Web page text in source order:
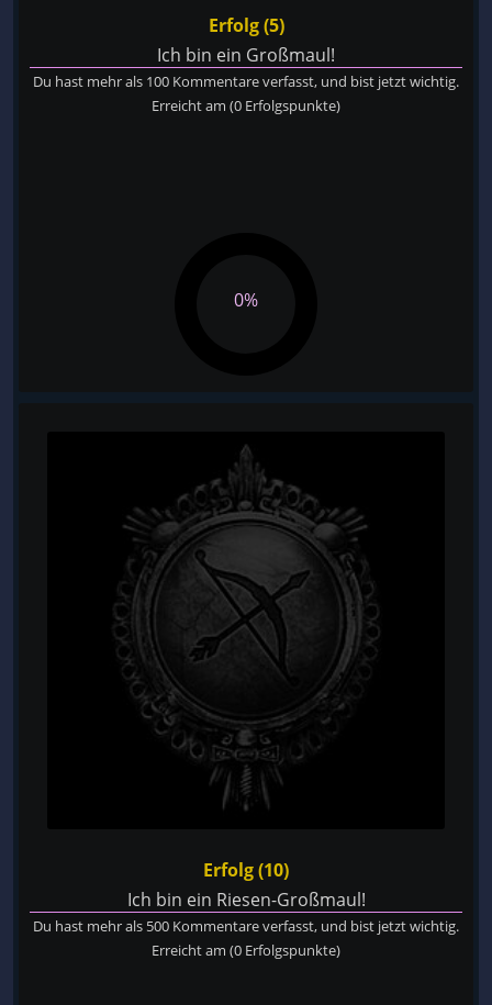
Erfolg (5)
Ich bin ein Großmaul!
Du hast mehr als 100 Kommentare verfasst, und bist jetzt wichtig.
Erreicht am (0 Erfolgspunkte)
0%
Erfolg (10)
Ich bin ein Riesen-Großmaul!
Du hast mehr als 500 Kommentare verfasst, und bist jetzt wichtig.
Erreicht am (0 Erfolgspunkte)